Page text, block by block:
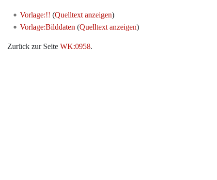
Vorlage:!! (Quelltext anzeigen)
Vorlage:Bilddaten (Quelltext anzeigen)
Zurück zur Seite WK:0958.